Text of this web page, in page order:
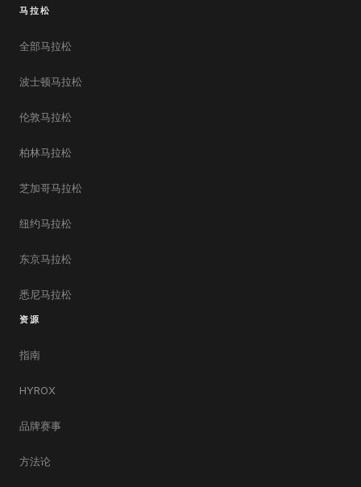
马拉松
全部马拉松
波士顿马拉松
伦敦马拉松
柏林马拉松
芝加哥马拉松
纽约马拉松
东京马拉松
悉尼马拉松
资源
指南
HYROX
品牌赛事
方法论